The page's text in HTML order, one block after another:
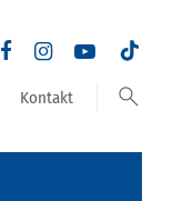
Kontakt search